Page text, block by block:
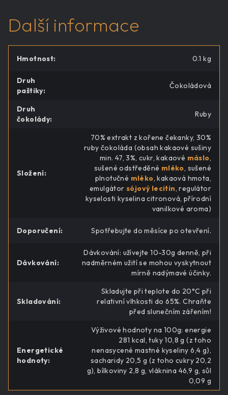
Další informace
Hmotnost: 0.1 kg
Druh
paštiky:
Čokoládová
Druh
čokolády:
Ruby
Složení:
70% extrakt z kořene čekanky, 30%
ruby čokoláda (obsah kakaové sušiny
min. 47, 3%, cukr, kakaové máslo,
sušené odstředěné mléko, sušené
plnotučné mléko, kakaová hmota,
emulgátor sójový lecitin, regulátor
kyselosti kyselina citronová, přírodní
vanilkové aroma)
Doporučení: Spotřebujte do měsíce po otevření.
Dávkování:
Dávkování: užívejte 10-30g denně, při
nadměrném užití se mohou vyskytnout
mírně nadýmavé účinky.
Skladování:
Skladujte při teplote do 20°C při
relativní vlhkosti do 65%. Chraňte
před slunečním zářením!
Energetické
hodnoty:
Výživové hodnoty na 100g: energie
281 kcal, tuky 10,8 g (z toho
nenasycené mastné kyseliny 6,4 g),
sacharidy 20,5 g (z toho cukry 20,2
g), bílkoviny 2,8 g, vláknina 46,9 g, sůl
0,09 g